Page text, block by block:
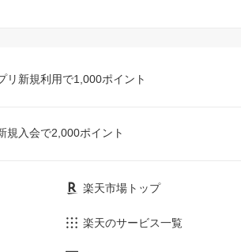
リ新規利用で1,000ポイント
規入会で2,000ポイント
楽天市場トップ
楽天のサービス一覧